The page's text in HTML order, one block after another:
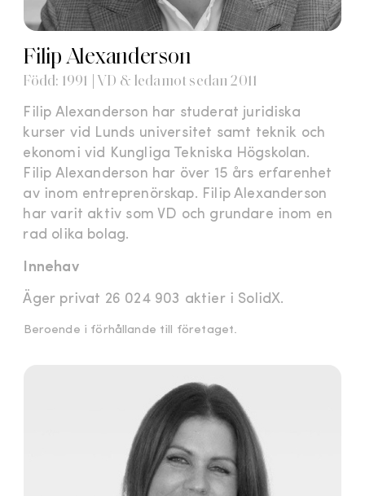
Filip Alexanderson
Född: 1991 | VD & ledamot sedan 2011
Filip Alexanderson har studerat juridiska
kurser vid Lunds universitet samt teknik och
ekonomi vid Kungliga Tekniska Högskolan.
Filip Alexanderson har över 15 års erfarenhet
av inom entreprenörskap. Filip Alexanderson
har varit aktiv som VD och grundare inom en
rad olika bolag.
Innehav
Äger privat 26 024 903 aktier i SolidX.
Beroende i förhållande till företaget.